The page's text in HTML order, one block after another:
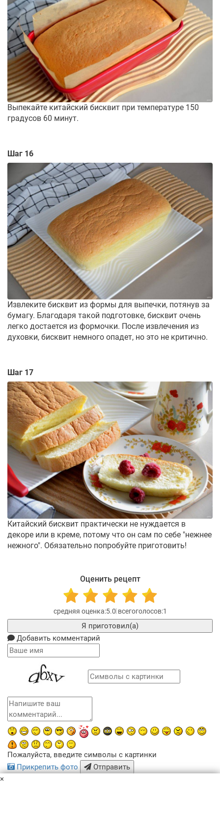
Выпекайте китайский бисквит при температуре 150
градусов 60 минут.
Шаг 16
Извлеките бисквит из формы для выпечки, потянув за
бумагу. Благодаря такой подготовке, бисквит очень
легко достается из формочки. После извлечения из
духовки, бисквит немного опадет, но это не критично.
Шаг 17
Китайский бисквит практически не нуждается в
декоре или в креме, потому что он сам по себе "нежнее
нежного". Обязательно попробуйте приготовить!
Оценить рецепт
5.0 1
Я приготовил(а)
Добавить комментарий
Пожалуйста, введите символы с картинки
Прикрепить фото
Отправить
×